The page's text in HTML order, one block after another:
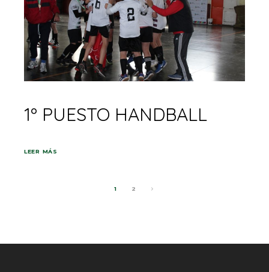
1º PUESTO HANDBALL
LEER MÁS
1 2